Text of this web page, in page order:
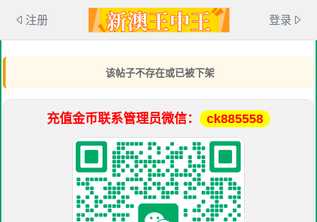
注册 登录
该帖子不存在或已被下架
充值金币联系管理员微信： ck885558